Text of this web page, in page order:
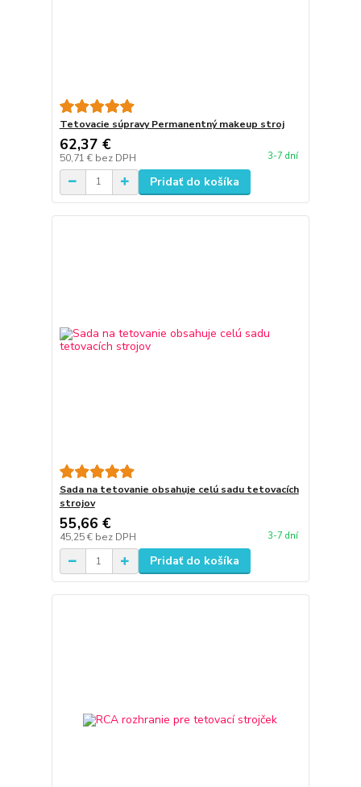
Tetovacie súpravy Permanentný makeup stroj
62,37 €
50,71 € bez DPH 3-7 dní
Pridať do košíka
Sada na tetovanie obsahuje celú sadu tetovacích
strojov
55,66 €
45,25 € bez DPH 3-7 dní
Pridať do košíka